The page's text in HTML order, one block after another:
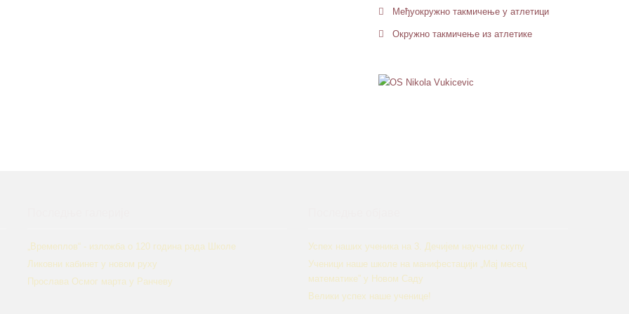
Међуокружно такмичење у атлетици
Окружно такмичење из атлетике
„Времеплов“ - изложба о 120 година рада Школе
Ликовни кабинет у новом руху
Прослава Осмог марта у Ранчеву
Успех наших ученика на 3. Дечијем научном скупу
Ученици наше школе на манифестацији „Мај месец
математике” у Новом Саду
Велики успех наше ученице!